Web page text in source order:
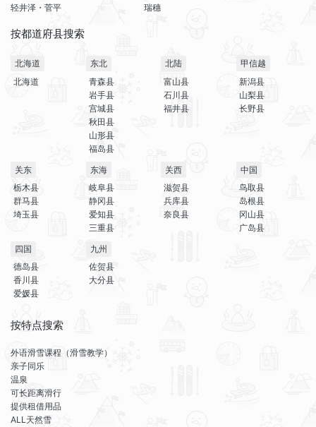
轻井泽・菅平
瑞穗
按都道府县搜索
北海道
北海道
东北
青森县
岩手县
宫城县
秋田县
山形县
福岛县
北陆
富山县
石川县
福井县
甲信越
新潟县
山梨县
长野县
关东
栃木县
群马县
埼玉县
东海
岐阜县
静冈县
爱知县
三重县
关西
滋贺县
兵库县
奈良县
中国
鸟取县
岛根县
冈山县
广岛县
四国
德岛县
香川县
爱媛县
九州
佐贺县
大分县
按特点搜索
外语滑雪课程（滑雪教学）
亲子同乐
温泉
可长距离滑行
提供租借用品
ALL天然雪